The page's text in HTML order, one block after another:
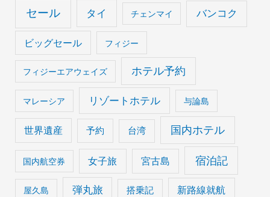
セール タイ チェンマイ バンコク
ビッグセール フィジー
フィジーエアウェイズ ホテル予約
マレーシア リゾートホテル 与論島
世界遺産 予約 台湾 国内ホテル
国内航空券 女子旅 宮古島 宿泊記
屋久島 弾丸旅 搭乗記 新路線就航